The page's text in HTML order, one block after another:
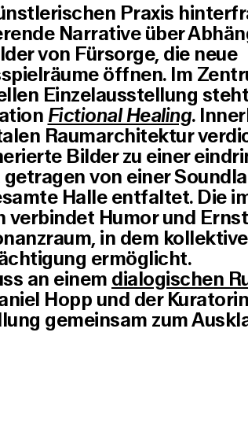
Praxis
Narrative über
von Fürsorge, die neue
öffnen. Im
Einzelausstellung
Fictional Healing.
Raumarchitektur
Bilder zu einer
von einer
Halle entfaltet. Die
verbindet Humor und
in dem
ermöglicht.
an einem dialogischen
Hopp und der
gemeinsam zum